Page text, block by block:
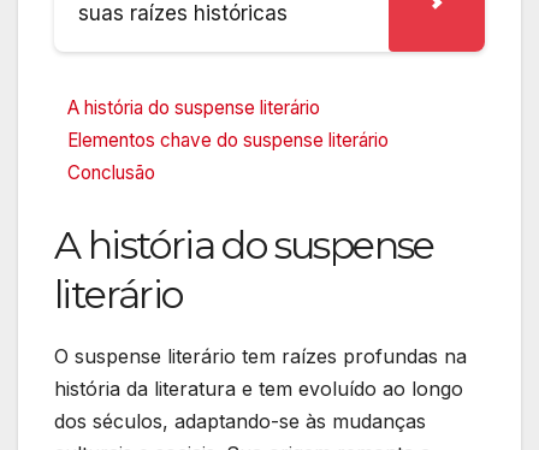
suas raízes históricas
A história do suspense literário
Elementos chave do suspense literário
Conclusão
A história do suspense
literário
O suspense literário tem raízes profundas na
história da literatura e tem evoluído ao longo
dos séculos, adaptando-se às mudanças